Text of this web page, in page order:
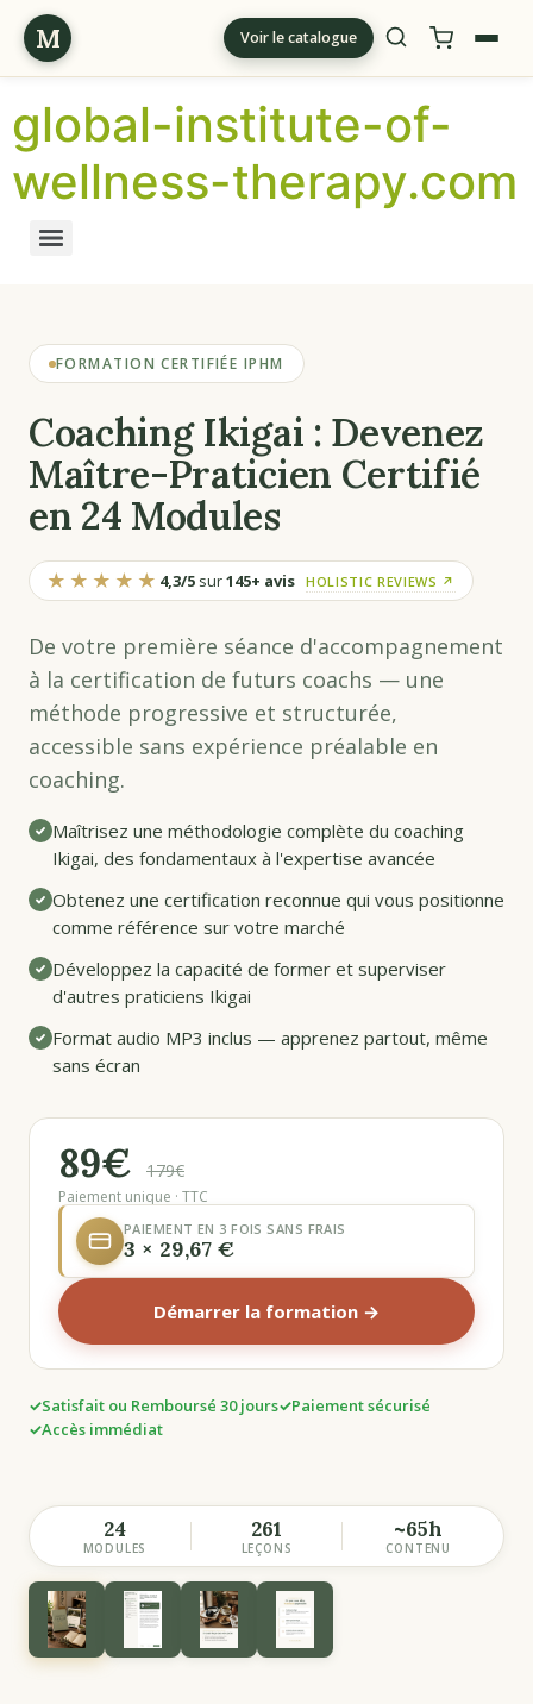
M Voir le catalogue
global-institute-of-
wellness-therapy.com
FORMATION CERTIFIÉE IPHM
Coaching Ikigai : Devenez
Maître-Praticien Certifié
en 24 Modules
★★★★★ 4,3/5 sur145+ avis HOLISTIC REVIEWS ↗
De votre première séance d'accompagnement
à la certification de futurs coachs — une
méthode progressive et structurée,
accessible sans expérience préalable en
coaching.
Maîtrisez une méthodologie complète du coaching
Ikigai, des fondamentaux à l'expertise avancée
Obtenez une certification reconnue qui vous positionne
comme référence sur votre marché
Développez la capacité de former et superviser
d'autres praticiens Ikigai
Format audio MP3 inclus — apprenez partout, même
sans écran
89€ 179€
Paiement unique · TTC
PAIEMENT EN 3 FOIS SANS FRAIS
3 × 29,67 €
Démarrer la formation →
Satisfait ou Remboursé 30 jours
Paiement sécurisé
Accès immédiat
24
MODULES
261
LEÇONS
~65h
CONTENU